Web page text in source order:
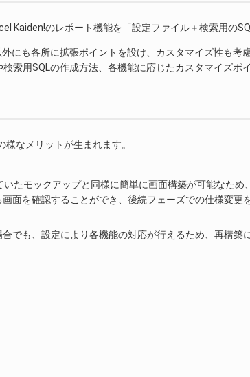
Kaiden!のレポート機能を「設定ファイル＋検索用の
にも各所に拡張ポイントを設け、カスタマイズ性も考
索用SQLの作成方法、各機能に応じたカスタマイズポ
なメリットが生まれます。
たモックアップと同様に簡単に画面構築が可能なため、
面を確認することができ、後続フェーズでの仕様変更
でも、設定により各機能の対応が行えるため、再構築